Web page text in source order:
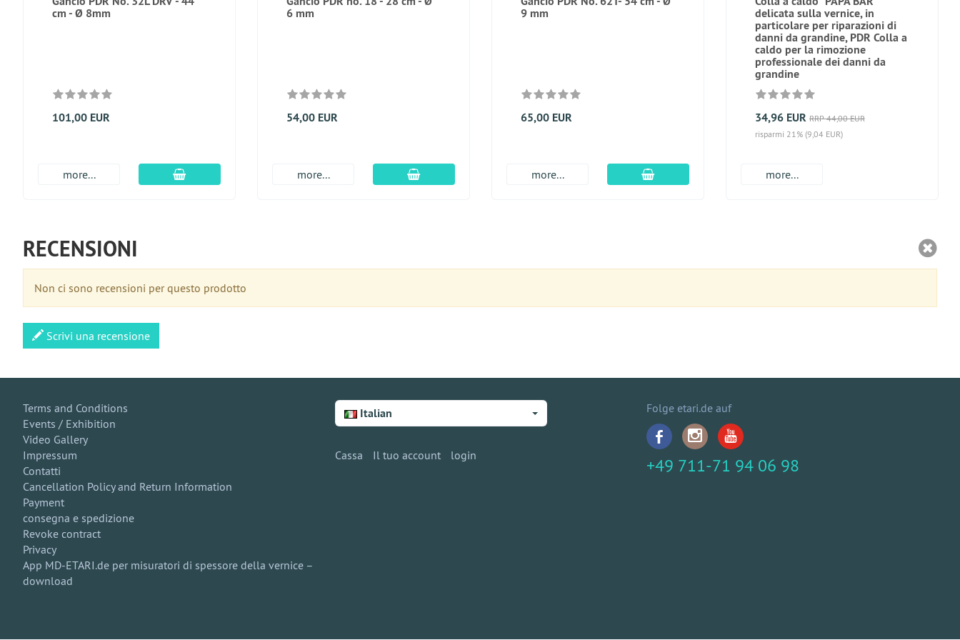
cm - Ø 8mm
101,00 EUR
more... aggiungi al carrello
6 mm
54,00 EUR
more... aggiungi al carrello
9 mm
65,00 EUR
more... aggiungi al carrello
delicata sulla vernice, in
particolare per riparazioni di
danni da grandine, PDR Colla a
caldo per la rimozione
professionale dei danni da
grandine
34,96 EUR RRP 44,00 EUR
risparmi 21% (9,04 EUR)
more...
RECENSIONI
Non ci sono recensioni per questo prodotto
Scrivi una recensione
Terms and Conditions
Events / Exhibition
Video Gallery
Impressum
Contatti
Cancellation Policy and Return Information
Payment
consegna e spedizione
Revoke contract
Privacy
App MD-ETARI.de per misuratori di spessore della vernice –
download
Italian
Cassa Il tuo account login
Folge etari.de auf
+49 711-71 94 06 98